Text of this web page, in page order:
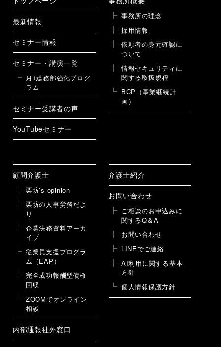
最新情報
セミナー情報
セミナー・講演一覧
月1総務部強化プログ
ラム
セミナー受講者の声
YouTubeセミナー
事務所の理念
採用情報
依頼者の身元確認に
ついて
情報セキュリティに
関する取扱規程
BCP（事業継続計
画）
顧問弁護士
栗坊’s opinion
栗坊の人事労務だよ
り
企業法務資料アーカ
イブ
従業員支援プログラ
ム（EAP）
完全成功報酬型債権
回収
ZOOMでオンライン
相談
内部通報社外窓口
弁護士紹介
お問い合わせ
ご相談のお申込みに
関するQ＆A
お問い合わせ
LINEでご連絡
AI利用に関する基本
方針
個人情報保護方針